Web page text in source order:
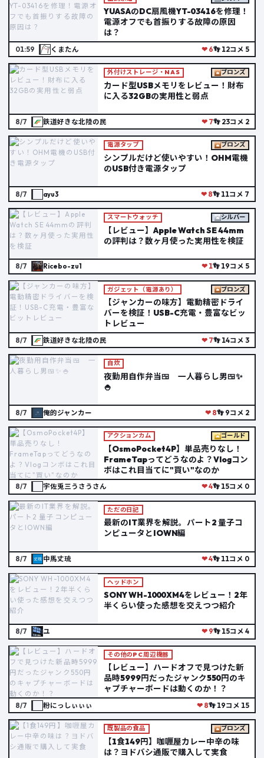
YUASAのDC扇風機YT-03416を修理！
電源オフでも首振りする故障の原因
は？
01:59 くまたん ❤ 6👣 12コメ 5
外付けストレージ・NAS ブロンズ
カード型USBメモリをレビュー！財布
に入る32GBの実用性と弱点
8/7 鉄道好きな北陸の民 ❤ 7👣 23コメ 2
電源タップ ブロンズ
シンプルだけど使いやすい！OHM電機
のUSB付き電源タップ
8/7 ayu3 ❤ 8👣 11コメ 7
スマートウォッチ シルバー
【レビュー】Apple Watch SE 44mm
の評判は？数ヶ月使った実用性を検証
8/7 Ricebo-zu1 ❤ 1👣 19コメ 5
ガジェット（電源あり） ブロンズ
【ジャンカーの味方】電動精密ドライ
バーを検証！USB-C充電・豊富なビッ
トレビュー
8/7 鉄道好きな北陸の民 ❤ 7👣 14コメ 3
自炊
夜勤用自作弁当🍱 一人暮らし男🍱✨
🍚
8/7 俺的ジャンカー ❤ 8👣 9コメ 2
アクションカム ゴールド
【OsmoPocket4P】単品売りなし！
FrameTapってどうなのよ？Vlogコン
ボはこれ目当てに"買い"なのか
8/7 宇佐兎三うさうさん ❤ 4👣 15コメ 0
ただの日記
最新のIT業界を解説。パート2 量子コ
ンピュータとIOWN編
8/7 中馬丈琉 ❤ 4👣 11コメ 0
ヘッドホン
SONY WH-1000XM4をレビュー！2年
半くらい使った感想を交えつつ紹介
8/7 ユ ❤ 9👣 15コメ 4
その他のPC周辺機器
【レビュー】ハードオフで見つけた新
品時5999円だったジャンク550円のキ
ャプチャーボードは動くのか！？
8/7 粉にっしぃぃぃ ❤ 8👣 19コメ 15
既製品の食品 ブロンズ
【1食149円】咖喱屋カレー中辛の味
は？ヨドバシ通販で購入して実食